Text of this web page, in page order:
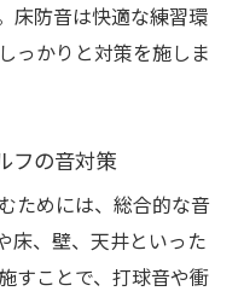
床防音は快適な練習環
っかりと対策を施しま
フの音対策
ためには、総合的な音
床、壁、天井といった
すことで、打球音や衝